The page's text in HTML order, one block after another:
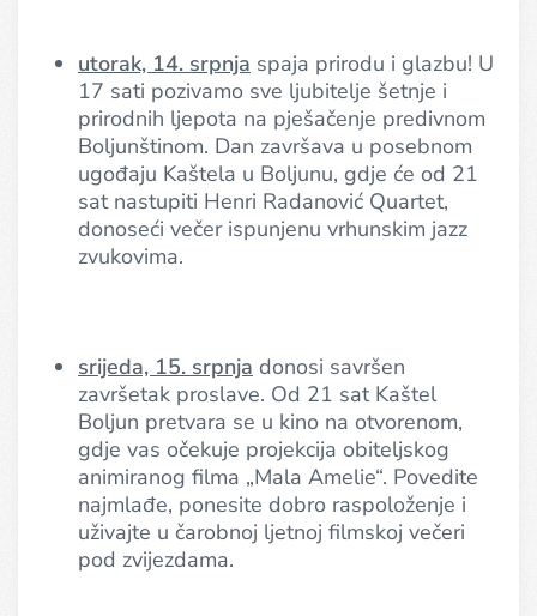
utorak, 14. srpnja spaja prirodu i glazbu! U
17 sati pozivamo sve ljubitelje šetnje i
prirodnih ljepota na pješačenje predivnom
Boljunštinom. Dan završava u posebnom
ugođaju Kaštela u Boljunu, gdje će od 21
sat nastupiti Henri Radanović Quartet,
donoseći večer ispunjenu vrhunskim jazz
zvukovima.
srijeda, 15. srpnja donosi savršen
završetak proslave. Od 21 sat Kaštel
Boljun pretvara se u kino na otvorenom,
gdje vas očekuje projekcija obiteljskog
animiranog filma „Mala Amelie“. Povedite
najmlađe, ponesite dobro raspoloženje i
uživajte u čarobnoj ljetnoj filmskoj večeri
pod zvijezdama.